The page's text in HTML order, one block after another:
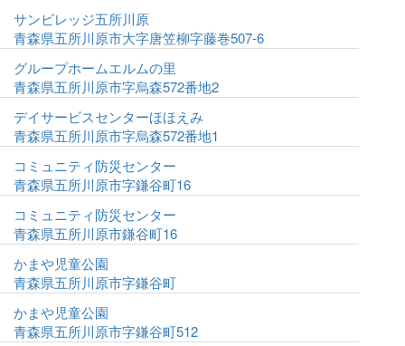
サンビレッジ五所川原
青森県五所川原市大字唐笠柳字藤巻507-6
グループホームエルムの里
青森県五所川原市字烏森572番地2
デイサービスセンターほほえみ
青森県五所川原市字烏森572番地1
コミュニティ防災センター
青森県五所川原市字鎌谷町16
コミュニティ防災センター
青森県五所川原市鎌谷町16
かまや児童公園
青森県五所川原市字鎌谷町
かまや児童公園
青森県五所川原市字鎌谷町512